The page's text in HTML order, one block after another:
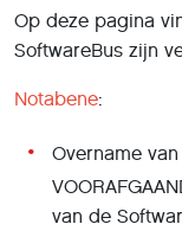
Op deze pagina
SoftwareBus zijn
Notabene:
Overname
van de